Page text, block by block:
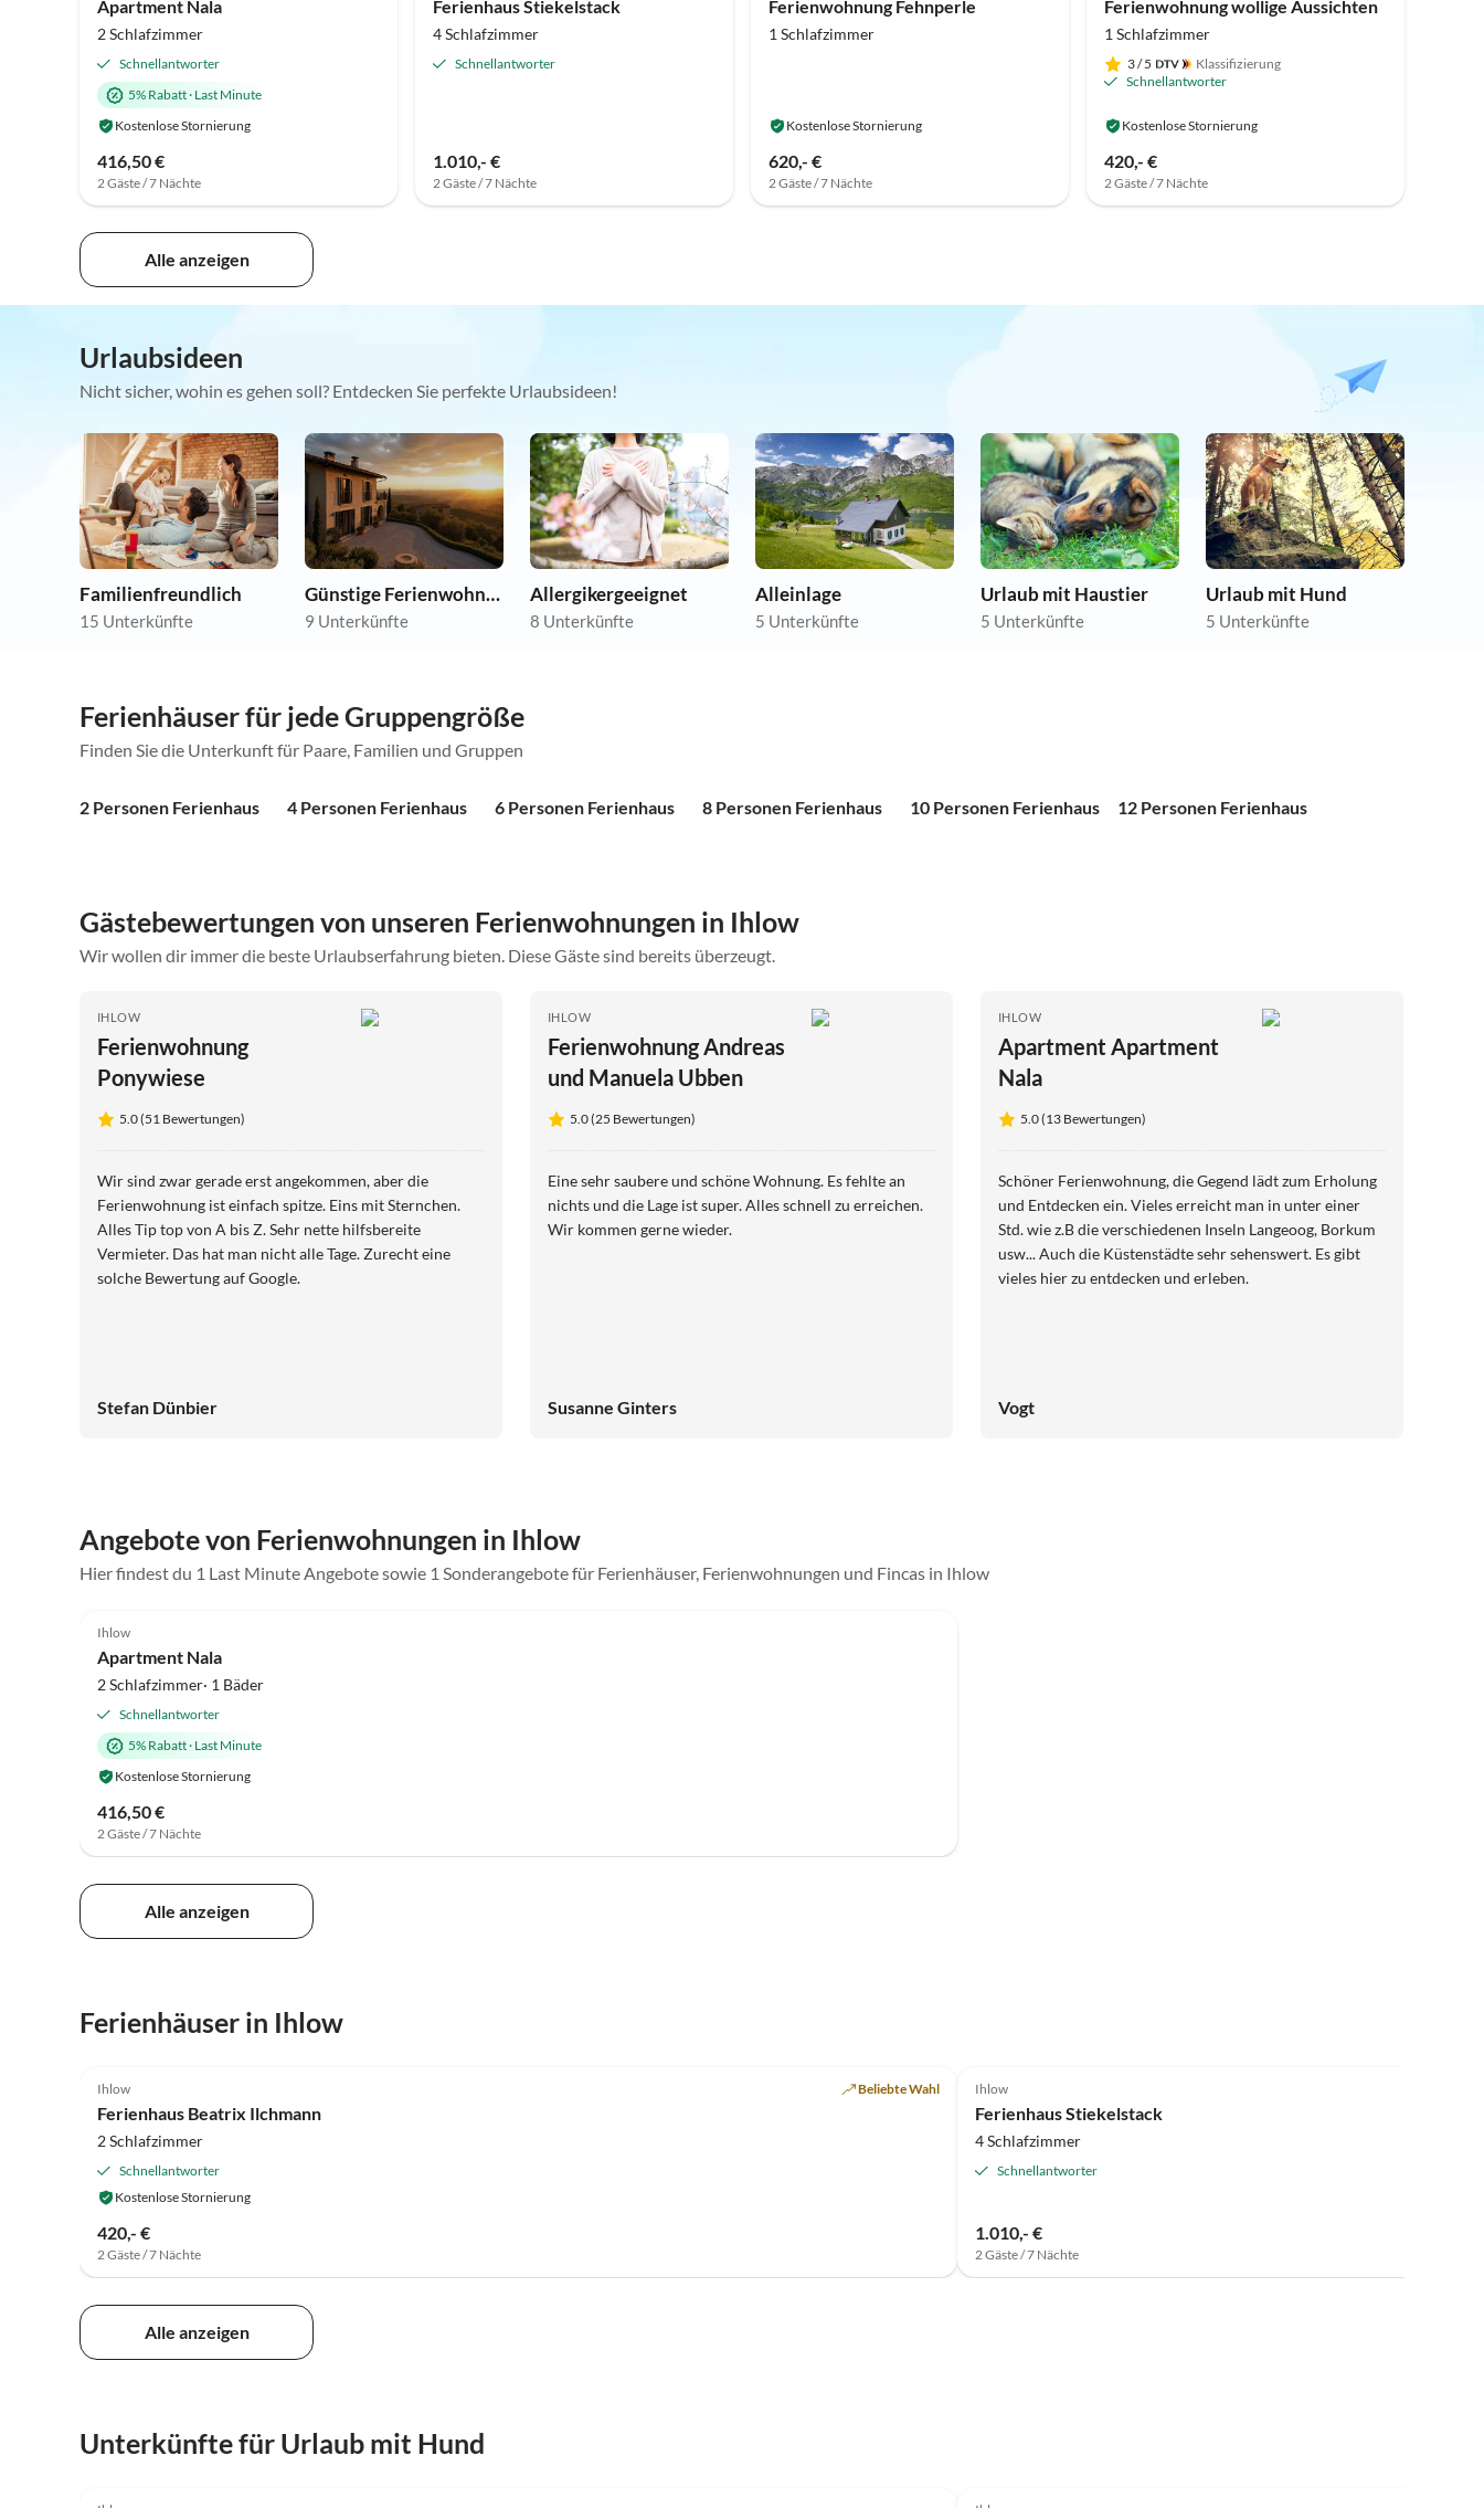
Apartment Nala
2 Schlafzimmer
Schnellantworter
5% Rabatt· Last Minute
Kostenlose Stornierung
416,50 €
2 Gäste / 7 Nächte
Ferienhaus Stiekelstack
4 Schlafzimmer
Schnellantworter
1.010,- €
2 Gäste / 7 Nächte
Ferienwohnung Fehnperle
1 Schlafzimmer
Kostenlose Stornierung
620,- €
2 Gäste / 7 Nächte
Ferienwohnung wollige Aussichten
1 Schlafzimmer
3/ 5
Klassifizierung
Schnellantworter
Kostenlose Stornierung
420,- €
2 Gäste / 7 Nächte
Alle anzeigen
Urlaubsideen
Nicht sicher, wohin es gehen soll? Entdecken Sie perfekte Urlaubsideen!
Familienfreundlich
15 Unterkünfte
Günstige Ferienwohnungen
9 Unterkünfte
Allergikergeeignet
8 Unterkünfte
Alleinlage
5 Unterkünfte
Urlaub mit Haustier
5 Unterkünfte
Urlaub mit Hund
5 Unterkünfte
Ferienhäuser für jede Gruppengröße
Finden Sie die Unterkunft für Paare, Familien und Gruppen
2 Personen Ferienhaus 4 Personen Ferienhaus 6 Personen Ferienhaus 8 Personen Ferienhaus 10 Personen Ferienhaus 12 Personen Ferienhaus
Gästebewertungen von unseren Ferienwohnungen in Ihlow
Wir wollen dir immer die beste Urlaubserfahrung bieten. Diese Gäste sind bereits überzeugt.
IHLOW
Ferienwohnung
Ponywiese
5.0 (51 Bewertungen)
Wir sind zwar gerade erst angekommen, aber die
Ferienwohnung ist einfach spitze. Eins mit Sternchen.
Alles Tip top von A bis Z. Sehr nette hilfsbereite
Vermieter. Das hat man nicht alle Tage. Zurecht eine
solche Bewertung auf Google.
Stefan Dünbier
IHLOW
Ferienwohnung Andreas
und Manuela Ubben
5.0 (25 Bewertungen)
Eine sehr saubere und schöne Wohnung. Es fehlte an
nichts und die Lage ist super. Alles schnell zu erreichen.
Wir kommen gerne wieder.
Susanne Ginters
IHLOW
Apartment Apartment
Nala
5.0 (13 Bewertungen)
Schöner Ferienwohnung, die Gegend lädt zum Erholung
und Entdecken ein. Vieles erreicht man in unter einer
Std. wie z.B die verschiedenen Inseln Langeoog, Borkum
usw... Auch die Küstenstädte sehr sehenswert. Es gibt
vieles hier zu entdecken und erleben.
Vogt
Angebote von Ferienwohnungen in Ihlow
Hier findest du 1 Last Minute Angebote sowie 1 Sonderangebote für Ferienhäuser, Ferienwohnungen und Fincas in Ihlow
Ihlow
Apartment Nala
2 Schlafzimmer· 1 Bäder
Schnellantworter
5% Rabatt· Last Minute
Kostenlose Stornierung
416,50 €
2 Gäste / 7 Nächte
Alle anzeigen
Ferienhäuser in Ihlow
Ihlow Beliebte Wahl
Ferienhaus Beatrix Ilchmann
2 Schlafzimmer
Schnellantworter
Kostenlose Stornierung
420,- €
2 Gäste / 7 Nächte
Ihlow
Ferienhaus Stiekelstack
4 Schlafzimmer
Schnellantworter
1.010,- €
2 Gäste / 7 Nächte
Alle anzeigen
Unterkünfte für Urlaub mit Hund